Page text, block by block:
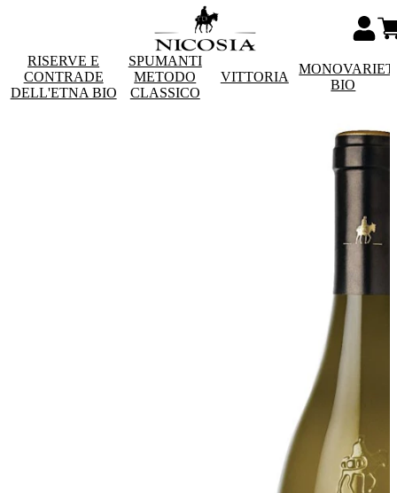
RISERVE E
CONTRADE
DELL'ETNA BIO
SPUMANTI
METODO
CLASSICO
VITTORIA
BIO